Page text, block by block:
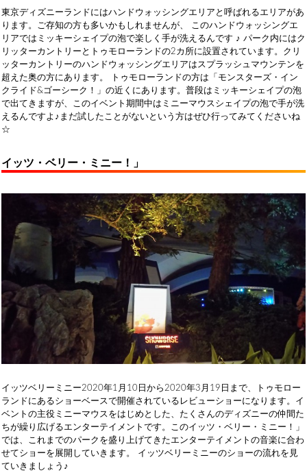
東京ディズニーランドにはハンドウォッシングエリアと呼ばれるエリアがあ
ります。ご存知の方も多いかもしれませんが、 このハンドウォッシングエ
リアではミッキーシェイプの泡で楽しく手が洗えるんです ♪ パーク内にはク
リッターカントリーとトゥモローランドの2カ所に設置されています。クリ
ッターカントリーのハンドウォッシングエリアはスプラッシュマウンテンを
超えた奥の方にあります。 トゥモローランドの方は「モンスターズ・イン
クライド&ゴーシーク！」の近くにあります。普段はミッキーシェイプの泡
で出てきますが、このイベント期間中はミニーマウスシェイプの泡で手が洗
えるんですよ♪まだ試したことがないという方はぜひ行ってみてくださいね
☆
イッツ・ベリー・ミニー！」
イッツベリーミニー2020年1月10日から2020年3月19日まで、トゥモロー
ランドにあるショーベースで開催されているレビューショーになります。イ
ベントの主役ミニーマウスをはじめとした、たくさんのディズニーの仲間た
ちが繰り広げるエンターテイメントです。このイッツ・ベリー・ミニー！」
では、これまでのパークを盛り上げてきたエンターテイメントの音楽に合わ
せてショーを展開していきます。 イッツベリーミニーのショーの流れを見
ていきましょう♪